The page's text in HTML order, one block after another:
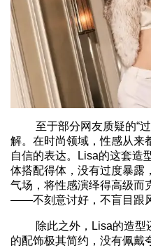
至于部分网友质疑的“过
解。在时尚领域，性感从来
自信的表达。Lisa的这套造
体搭配得体，没有过度暴露
气场，将性感演绎得高级而
——不刻意讨好，不盲目跟
除此之外，Lisa的造型还
的配饰极其简约，没有佩戴